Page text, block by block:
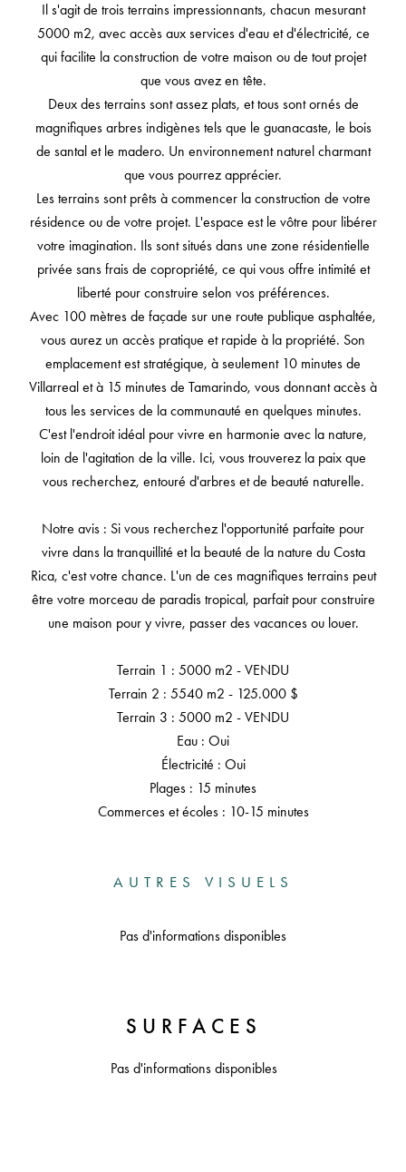
Il s'agit de trois terrains impressionnants, chacun mesurant
5000 m2, avec accès aux services d'eau et d'électricité, ce
qui facilite la construction de votre maison ou de tout projet
que vous avez en tête.
Deux des terrains sont assez plats, et tous sont ornés de
magnifiques arbres indigènes tels que le guanacaste, le bois
de santal et le madero. Un environnement naturel charmant
que vous pourrez apprécier.
Les terrains sont prêts à commencer la construction de votre
résidence ou de votre projet. L'espace est le vôtre pour libérer
votre imagination. Ils sont situés dans une zone résidentielle
privée sans frais de copropriété, ce qui vous offre intimité et
liberté pour construire selon vos préférences.
Avec 100 mètres de façade sur une route publique asphaltée,
vous aurez un accès pratique et rapide à la propriété. Son
emplacement est stratégique, à seulement 10 minutes de
Villarreal et à 15 minutes de Tamarindo, vous donnant accès à
tous les services de la communauté en quelques minutes.
C'est l'endroit idéal pour vivre en harmonie avec la nature,
loin de l'agitation de la ville. Ici, vous trouverez la paix que
vous recherchez, entouré d'arbres et de beauté naturelle.
Notre avis : Si vous recherchez l'opportunité parfaite pour
vivre dans la tranquillité et la beauté de la nature du Costa
Rica, c'est votre chance. L'un de ces magnifiques terrains peut
être votre morceau de paradis tropical, parfait pour construire
une maison pour y vivre, passer des vacances ou louer.
Terrain 1 : 5000 m2 - VENDU
Terrain 2 : 5540 m2 - 125.000 $
Terrain 3 : 5000 m2 - VENDU
Eau : Oui
Électricité : Oui
Plages : 15 minutes
Commerces et écoles : 10-15 minutes
AUTRES VISUELS
Pas d'informations disponibles
SURFACES
Pas d'informations disponibles